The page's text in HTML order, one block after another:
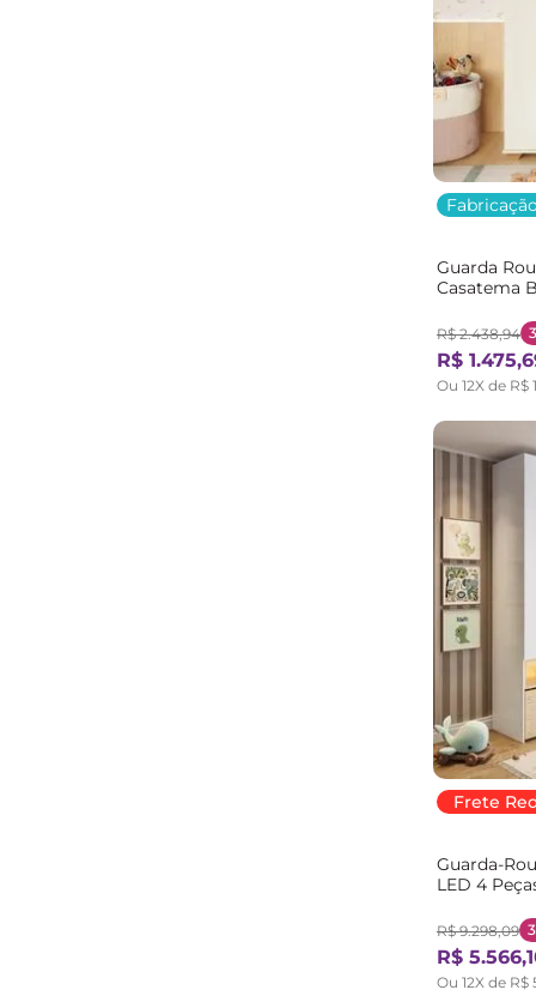
Guarda
Casatema
R$ 2.438,94
R$ 1.475,
Ou 12X de R$
Frete
Guarda-
LED 4
R$ 9.298,09
R$ 5.566,
Ou 12X de R$